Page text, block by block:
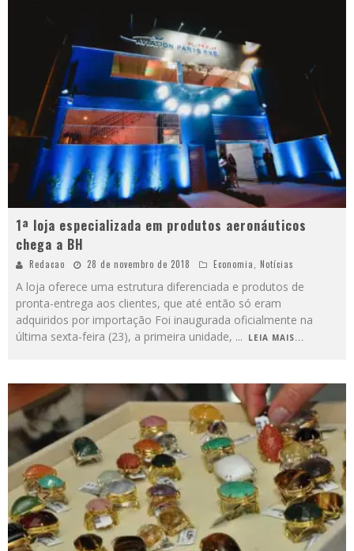
1ª loja especializada em produtos aeronáuticos
chega a BH
Redacao 28 de novembro de 2018 Economia Notícias
A loja oferece uma estrutura diferenciada e produtos de
pronta-entrega aos clientes, que até então só eram
adquiridos por importação Foi inaugurada oficialmente na
última sexta-feira (23), a primeira unidade, ... LEIA MAIS...